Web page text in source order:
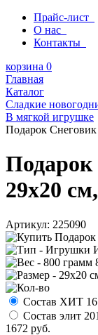
Прайс-лист
О нас
Контакты
корзина 0
Главная
Каталог
Сладкие
В мягкой игрушке
Подарок
29х20
Артикул: 225090
Состав ХИТ
Состав элит
1672 руб.